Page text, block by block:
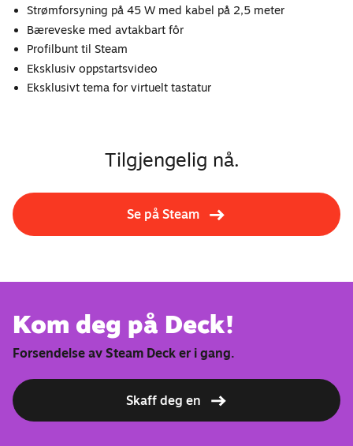
Strømforsyning på 45 W med kabel på 2,5 meter
Bæreveske med avtakbart fôr
Profilbunt til Steam
Eksklusiv oppstartsvideo
Eksklusivt tema for virtuelt tastatur
Tilgjengelig nå.
Se på Steam
Kom deg på Deck!
Forsendelse av Steam Deck er i gang.
Skaff deg en